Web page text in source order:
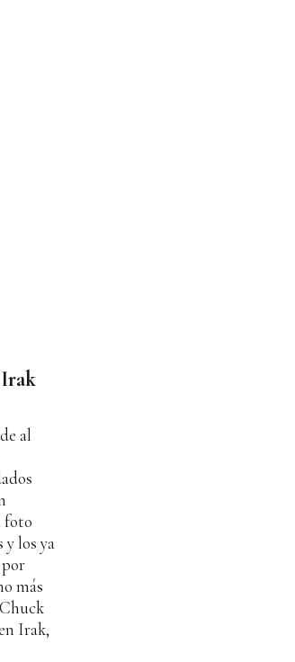
al
foto
los ya
más
Irak,